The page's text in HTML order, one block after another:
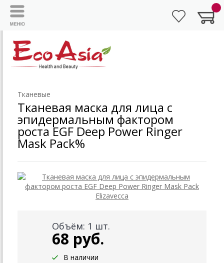
Тканевые
Тканевая маска для лица с
эпидермальным фактором
роста EGF Deep Power Ringer
Mask Pack%
Объём: 1 шт.
68 руб.
В наличии